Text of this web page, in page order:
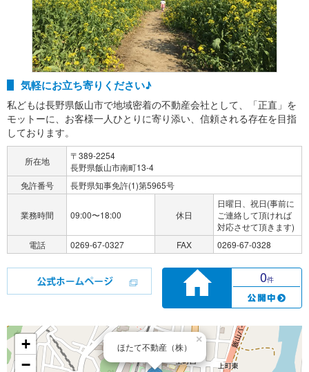
気軽にお立ち寄りください♪
私どもは長野県飯山市で地域密着の不動産会社として、「正直」を
モットーに、お客様一人ひとりに寄り添い、信頼される存在を目指
しております。
所在地
〒389-2254
長野県飯山市南町13-4
免許番号
長野県知事免許(1)第5965号
業務時間 09:00〜18:00 休日
日曜日、祝日(事前に
ご連絡して頂ければ
対応させて頂きます)
電話
0269-67-0327 FAX 0269-67-0328
0件
ほたて不動産（株）
×
+
−